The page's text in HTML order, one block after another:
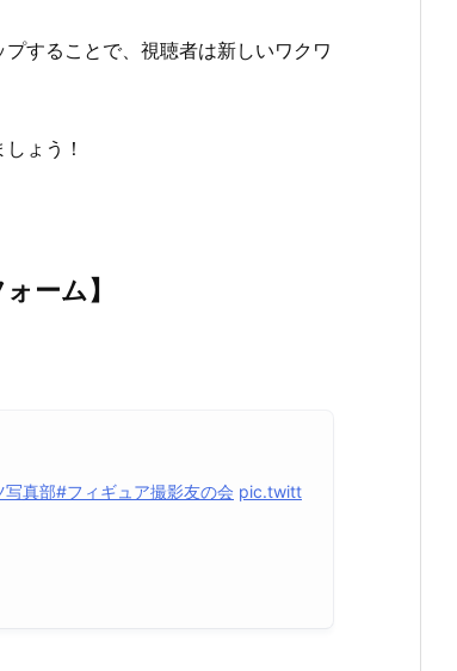
することで、視聴者は新しいワクワ
ょう！
ーム】
写真部#フィギュア撮影友の会 pic.twitt